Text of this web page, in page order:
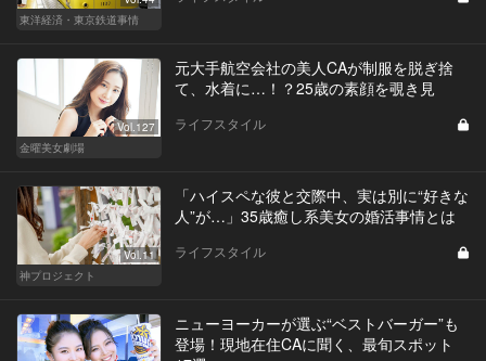
東洋経済・東京鉄道事情
Vol.127
金曜美女劇場
元大手航空会社の美人CAが制服を脱ぎ捨
て、水着に…！？25歳の素顔を覗き見
ライフスタイル
Vol.11
神プロジェクト
「ハイスペな彼と交際中、実は別に“好きな
人”が…」35歳癒し系美女の婚活事情とは
ライフスタイル
ニューヨーカーが選ぶ“ベストバーガー”も
登場！現地在住CAに聞く、最旬スポット